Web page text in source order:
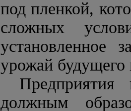
под пленкой,
сложных
установленное
урожай будущего
должным